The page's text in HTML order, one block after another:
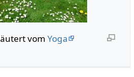
- erläutert vom Yoga